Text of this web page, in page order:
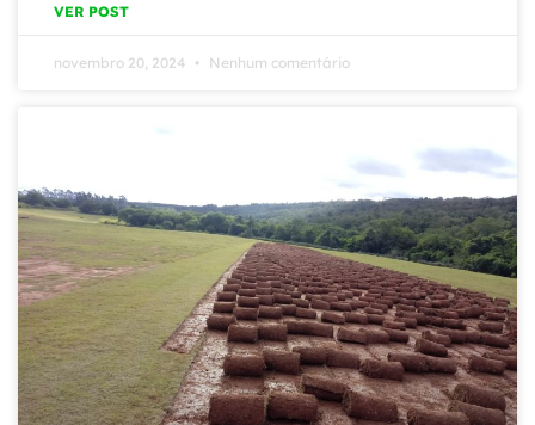
VER POST
novembro 20, 2024 Nenhum comentário